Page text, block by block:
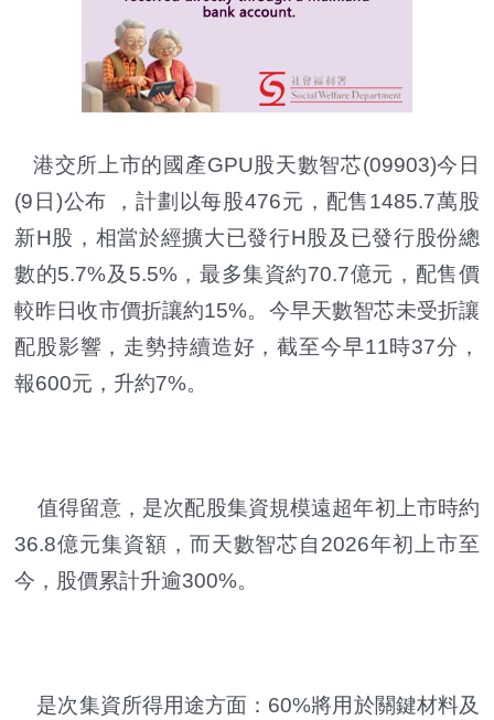
港交所上市的國產GPU股天數智芯(09903)今日
(9日)公布 ，計劃以每股476元，配售1485.7萬股
新H股，相當於經擴大已發行H股及已發行股份總
數的5.7%及5.5%，最多集資約70.7億元，配售價
較昨日收市價折讓約15%。今早天數智芯未受折讓
配股影響，走勢持續造好，截至今早11時37分，
報600元，升約7%。
值得留意，是次配股集資規模遠超年初上市時約
36.8億元集資額，而天數智芯自2026年初上市至
今，股價累計升逾300%。
是次集資所得用途方面：60%將用於關鍵材料及